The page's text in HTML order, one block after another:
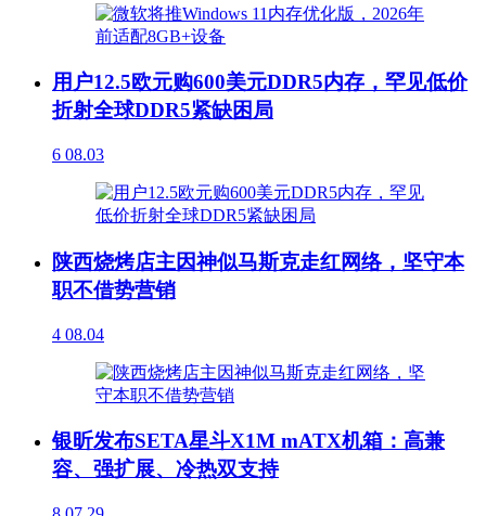
用户12.5欧元购600美元DDR5内存，罕见低价
折射全球DDR5紧缺困局
6 08.03
陕西烧烤店主因神似马斯克走红网络，坚守本
职不借势营销
4 08.04
银昕发布SETA星斗X1M mATX机箱：高兼
容、强扩展、冷热双支持